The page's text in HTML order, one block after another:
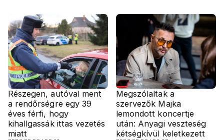
Részegen, autóval ment
a rendőrségre egy 39
éves férfi, hogy
kihallgassák ittas vezetés
miatt
Megszólaltak a
szervezők Majka
lemondott koncertje
után: Anyagi veszteség
kétségkívül keletkezett